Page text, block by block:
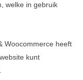
welke in gebruik
Woocommerce heeft
kunt